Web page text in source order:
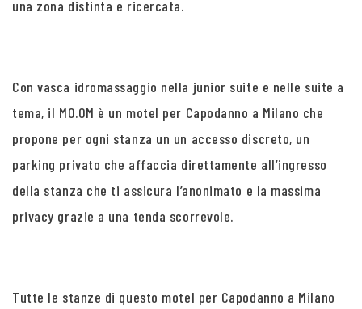
una zona distinta e ricercata.
Con vasca idromassaggio nella junior suite e nelle suite a
tema, il MO.OM è un motel per Capodanno a Milano che
propone per ogni stanza un un accesso discreto, un
parking privato che affaccia direttamente all’ingresso
della stanza che ti assicura l’anonimato e la massima
privacy grazie a una tenda scorrevole.
Tutte le stanze di questo motel per Capodanno a Milano